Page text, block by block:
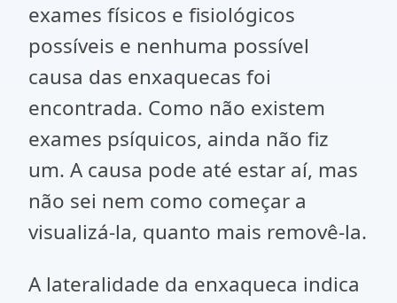
exames físicos e fisiológicos
possíveis e nenhuma possível
causa das enxaquecas foi
encontrada. Como não existem
exames psíquicos, ainda não fiz
um. A causa pode até estar aí, mas
não sei nem como começar a
visualizá-la, quanto mais removê-la.
A lateralidade da enxaqueca indica